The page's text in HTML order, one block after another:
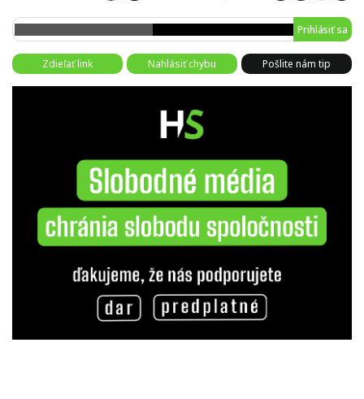
Prihlásiť sa
Zdieľať link Nahlásiť chybu Pošlite nám tip